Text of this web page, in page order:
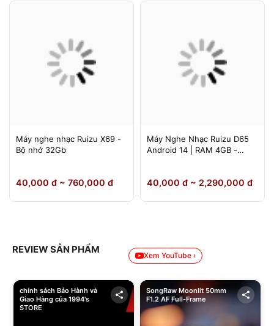
Máy nghe nhạc Ruizu X69 -
Bộ nhớ 32Gb
40,000 đ ~ 760,000 đ
Máy Nghe Nhạc Ruizu D65
Android 14 | RAM 4GB -
64GB Chính Hãng
40,000 đ ~ 2,290,000 đ
REVIEW SẢN PHẨM
Xem YouTube ›
chính sách Bảo Hành và
Giao Hàng của 1994's
STORE
SongRaw Moonlit 50mm
F1.2 AF Full-Frame